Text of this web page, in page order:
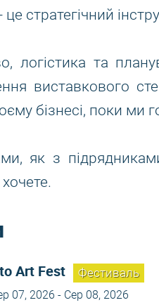
стратегічний
логістика та
виставкового
бізнесі, поки ми
як з
Фестиваль
Art Fest
07, 2026 - Сер 08, 2026